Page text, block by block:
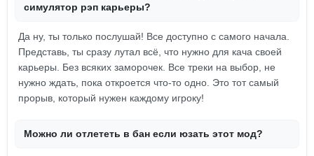
симулятор рэп карьеры?
Да ну, ты только послушай! Все доступно с самого начала.
Представь, ты сразу лутал всё, что нужно для кача своей
карьеры. Без всяких заморочек. Все треки на выбор, не
нужно ждать, пока откроется что-то одно. Это тот самый
прорыв, который нужен каждому игроку!
Можно ли отлететь в бан если юзать этот мод?